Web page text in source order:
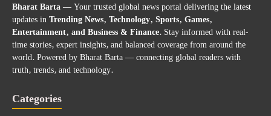
Bharat Barta— Your trusted global news portal delivering the latest
updates inTrending News, Technology, Sports, Games,
Entertainment, and Business & Finance. Stay informed with real-
time stories, expert insights, and balanced coverage from around the
world. Powered by Bharat Barta — connecting global readers with
truth, trends, and technology.
Categories